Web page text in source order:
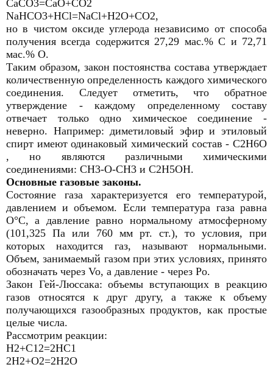
СаСО3=СаО+СО2
NaHCO3+HCl=NaCl+H2O+CO2,
но в чистом оксиде углерода независимо от способа
получения всегда содержится 27,29 мас.% С и 72,71
мас.% О.
Таким образом, закон постоянства состава утверждает
количественную определенность каждого химического
соединения. Следует отметить, что обратное
утверждение - каждому определенному составу
отвечает только одно химическое соединение -
неверно. Например: диметиловый эфир и этиловый
спирт имеют одинаковый химический состав - С2Н6О
, но являются различными химическими
соединениями: СН3-О-СН3 и С2Н5ОН.
Основные газовые законы.
Состояние газа характеризуется его температурой,
давлением и объемом. Если температура газа равна
О°С, а давление равно нормальному атмосферному
(101,325 Па или 760 мм рт. ст.), то условия, при
которых находится газ, называют нормальными.
Объем, занимаемый газом при этих условиях, принято
обозначать через Vo, а давление - через Ро.
Закон Гей-Люссака: объемы вступающих в реакцию
газов относятся к друг другу, а также к объему
получающихся газообразных продуктов, как простые
целые числа.
Рассмотрим реакции:
Н2+С12=2НС1
2Н2+О2=2Н2О